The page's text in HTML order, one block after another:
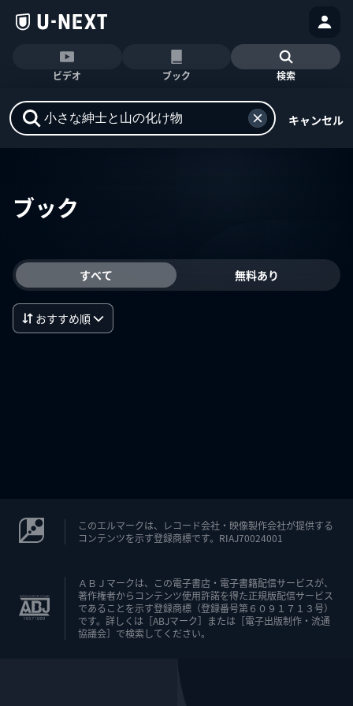
ビデオ ブック 検索
キャンセル
ブック
すべて 無料あり
おすすめ順
このエルマークは、レコード会社・映像製作会社が提供する
コンテンツを示す登録商標です。RIAJ70024001
ＡＢＪマークは、この電子書店・電子書籍配信サービスが、
著作権者からコンテンツ使用許諾を得た正規版配信サービス
であることを示す登録商標（登録番号第６０９１７１３号）
です。詳しくは［ABJマーク］または［電子出版制作・流通
協議会］で検索してください。